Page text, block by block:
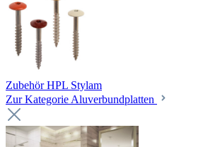
Zubehör HPL Stylam
Zur Kategorie Aluverbundplatten